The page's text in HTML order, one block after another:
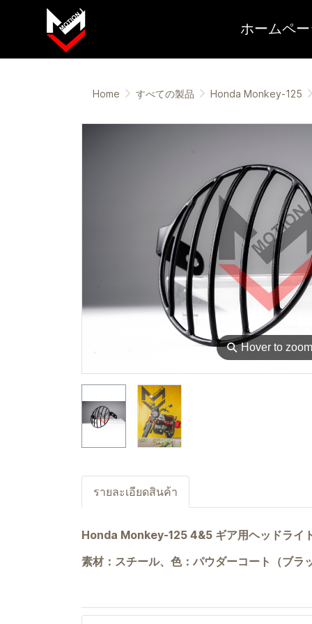
ホームペ
Home すべての製品 Honda Monkey-125
⚲Hover to zoom
รายละเอียดสินค้า
Honda Monkey-125 4&5 ギア用ヘッドライ
素材：スチール、色：パウダーコート（ブラ